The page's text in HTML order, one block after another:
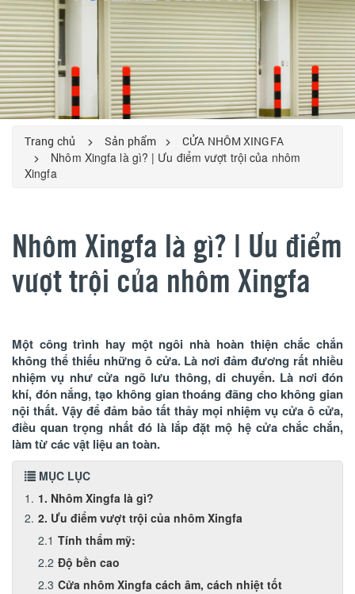
Trang chủ Sản phẩm CỬA NHÔM XINGFA
Nhôm Xingfa là gì? | Ưu điểm vượt trội của nhôm
Xingfa
Nhôm Xingfa là gì? | Ưu điểm
vượt trội của nhôm Xingfa
Một công trình hay một ngôi nhà hoàn thiện chắc chắn
không thể thiếu những ô cửa. Là nơi đảm đương rất nhiều
nhiệm vụ như cửa ngõ lưu thông, di chuyển. Là nơi đón
khí, đón nắng, tạo không gian thoáng đãng cho không gian
nội thất. Vậy để đảm bảo tất thảy mọi nhiệm vụ cửa ô cửa,
điều quan trọng nhất đó là lắp đặt mộ hệ cửa chắc chắn,
làm từ các vật liệu an toàn.
MỤC LỤC
1. Nhôm Xingfa là gì?
2. Ưu điểm vượt trội của nhôm Xingfa
Tính thẩm mỹ:
Độ bền cao
Cửa nhôm Xingfa cách âm, cách nhiệt tốt